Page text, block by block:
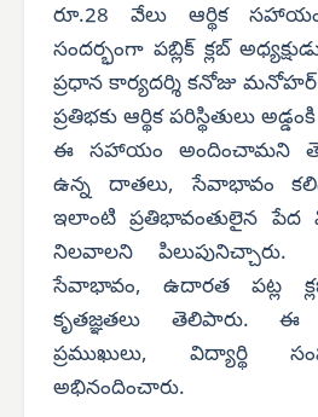
రూ.28 వేలు ఆర్థిక
సందర్భంగా పబ్లిక్ క్లబ్
ప్రధాన కార్యదర్శి కనోజు
ప్రతిభకు ఆర్థిక పరిస్థితులు
ఈ సహాయం అందించామని
ఉన్న దాతలు, సేవాభావం
ఇలాంటి ప్రతిభావంతులైన పేద
నిలవాలని పిలుపునిచ్చారు.
సేవాభావం, ఉదారత పట్ల
కృతజ్ఞతలు తెలిపారు. ఈ
ప్రముఖులు, విద్యార్థి
అభినందించారు.